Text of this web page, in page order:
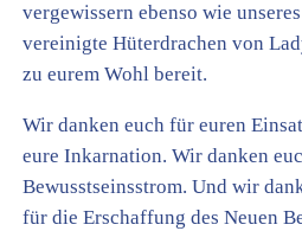
vergewissern ebenso wie
vereinigte Hüterdrachen von
zu eurem Wohl bereit.
Wir danken euch für euren
eure Inkarnation. Wir danken
Bewusstseinsstrom. Und wir
für die Erschaffung des Neuen